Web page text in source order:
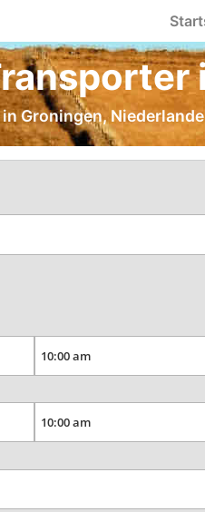
Groningen, Niederlande